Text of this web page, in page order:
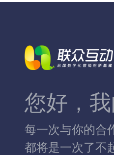
您好，
每一次与你的合
都将是一次了不